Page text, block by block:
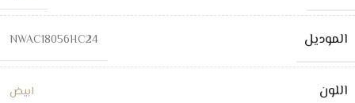
الموديل NWAC18056HC24
اللون ابيض